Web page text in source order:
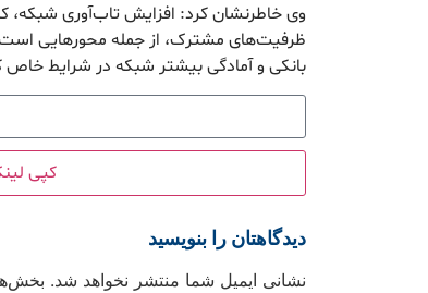
وی خاطرنشان کرد: افزایش تاب‌آوری شبکه،
ظرفیت‌های مشترک، از جمله محورهایی است
بانکی و آمادگی بیشتر شبکه در شرایط
کپی
دیدگاهتان را بنویسید
نشانی ایمیل شما منتشر نخواهد شد.